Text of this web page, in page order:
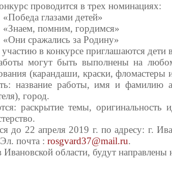
проводится в трех номинациях:
«Победа глазами детей»
«Знаем, помним, гордимся»
«Они сражались за Родину»
в конкурсе приглашаются дети
могут быть выполнены на
(карандаши, краски, фломастеры
название работы, имя и фамилию
город.
раскрытие темы, оригинальность
до 22 апреля 2019 г. по адресу: г.
почта : rosgvard37@mail.ru.
области, будут направлены